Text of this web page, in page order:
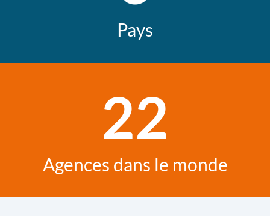
Pays
22
Agences dans le monde